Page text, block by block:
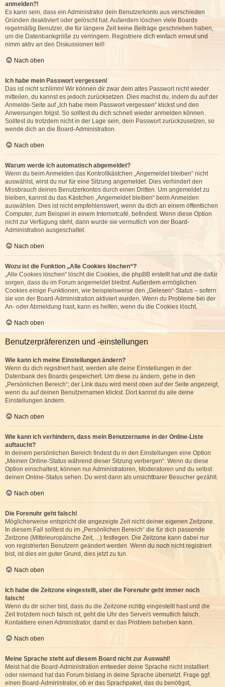
anmelden?!
Es kann sein, dass ein Administrator dein Benutzerkonto aus verschieden
Gründen deaktiviert oder gelöscht hat. Außerdem löschen viele Boards
regelmäßig Benutzer, die für längere Zeit keine Beiträge geschrieben haben,
um die Datenbankgröße zu verringern. Registriere dich einfach erneut und
nimm aktiv an den Diskussionen teil!
Nach oben
Ich habe mein Passwort vergessen!
Das ist nicht schlimm! Wir können dir zwar dein altes Passwort nicht wieder
mitteilen, du kannst es jedoch zurücksetzen. Dies machst du, indem du auf der
Anmelde-Seite auf „Ich habe mein Passwort vergessen“ klickst und den
Anweisungen folgst. So solltest du dich schnell wieder anmelden können.
Solltest du trotzdem nicht in der Lage sein, dein Passwort zurückzusetzen, so
wende dich an die Board-Administration.
Nach oben
Warum werde ich automatisch abgemeldet?
Wenn du beim Anmelden das Kontrollkästchen „Angemeldet bleiben“ nicht
auswählst, wirst du nur für eine Sitzung angemeldet. Dies verhindert den
Missbrauch deines Benutzerkontos durch einen Dritten. Um angemeldet zu
bleiben, kannst du das Kästchen „Angemeldet bleiben“ beim Anmelden
auswählen. Dies ist nicht empfehlenswert, wenn du dich an einem öffentlichen
Computer, zum Beispiel in einem Internetcafé, befindest. Wenn diese Option
nicht zur Verfügung steht, dann wurde sie vermutlich von der Board-
Administration ausgeschaltet.
Nach oben
Wozu ist die Funktion „Alle Cookies löschen“?
„Alle Cookies löschen“ löscht die Cookies, die phpBB erstellt hat und die dafür
sorgen, dass du im Forum angemeldet bleibst. Außerdem ermöglichen
Cookies einige Funktionen, wie beispielsweise den „Gelesen“-Status – sofern
sie von der Board-Administration aktiviert wurden. Wenn du Probleme bei der
An- oder Abmeldung hast, kann es helfen, wenn du die Cookies löscht.
Nach oben
Benutzerpräferenzen und -einstellungen
Wie kann ich meine Einstellungen ändern?
Wenn du dich registriert hast, werden alle deine Einstellungen in der
Datenbank des Boards gespeichert. Um diese zu ändern, gehe in den
„Persönlichen Bereich“; der Link dazu wird meist oben auf der Seite angezeigt,
wenn du auf deinen Benutzernamen klickst. Dort kannst du alle deine
Einstellungen ändern.
Nach oben
Wie kann ich verhindern, dass mein Benutzername in der Online-Liste
auftaucht?
In deinem persönlichen Bereich findest du in den Einstellungen eine Option
„Meinen Online-Status während dieser Sitzung verbergen“. Wenn du diese
Option einschaltest, können nur Administratoren, Moderatoren und du selbst
deinen Online-Status sehen. Du wirst dann als unsichtbarer Besucher gezählt.
Nach oben
Die Forenuhr geht falsch!
Möglicherweise entspricht die angezeigte Zeit nicht deiner eigenen Zeitzone.
In diesem Fall solltest du im „Persönlichen Bereich“ die für dich passende
Zeitzone (Mitteleuropäische Zeit, ...) festlegen. Die Zeitzone kann dabei nur
von registrierten Benutzern geändert werden. Wenn du noch nicht registriert
bist, ist dies ein guter Grund, dies jetzt zu tun.
Nach oben
Ich habe die Zeitzone eingestellt, aber die Forenuhr geht immer noch
falsch!
Wenn du dir sicher bist, dass du die Zeitzone richtig eingestellt hast und die
Zeit trotzdem noch falsch ist, geht die Uhr des Servers vermutlich falsch.
Kontaktiere einen Administrator, damit er das Problem beheben kann.
Nach oben
Meine Sprache steht auf diesem Board nicht zur Auswahl!
Meist hat die Board-Administration entweder deine Sprache nicht installiert
oder niemand hat das Forum bislang in deine Sprache übersetzt. Frage ggf.
einen Board-Administrator, ob er das Sprachpaket, das du benötigst,